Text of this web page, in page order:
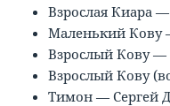
Взрослая Киара
Маленький Кову
Взрослый Кову —
Взрослый Кову
Тимон — Сергей